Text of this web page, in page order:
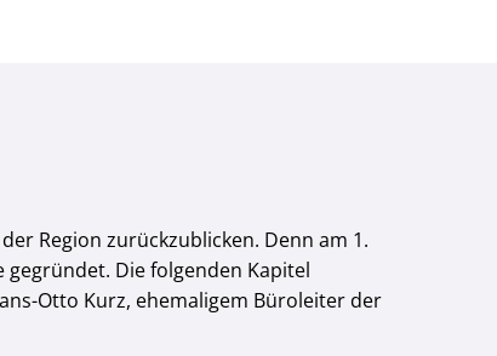
Region zurückzublicken. Denn am 1.
Die folgenden Kapitel
Otto Kurz, ehemaligem Büroleiter der